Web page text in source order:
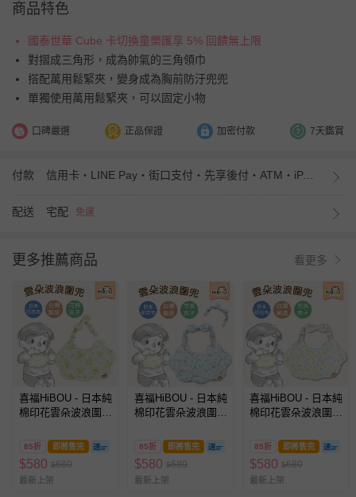
商品特色
國泰世華 Cube 卡切換童樂匯享 5% 回饋無上限
對摺成三角形，成為帥氣的三角領巾
搭配萬用鬆緊夾，變身成為胸前防汙兜兜
單獨使用萬用鬆緊夾，可以固定小物
口碑嚴選 正品保證 加密付款 7天鑑賞
付款 信用卡・LINE Pay・街口支付・先享後付・ATM・iPASS MONEY
配送 宅配 免運
更多推薦商品 看更多
喜福HiBOU - 日本純
棉印花雲朵波浪圍
緊夾)(雙面可戴：印
花/素色)-繽紛多彩
85折 即將售完
$580 $680
最新上架
喜福HiBOU - 日本純
棉印花雲朵波浪圍
緊夾)(雙面可戴：印
花/素色)-海藍藍刺蝟
85折 即將售完
$580 $680
最新上架
喜福HiBOU - 日本純
棉印花雲朵波浪圍
緊夾)(雙面可戴：印
花/素色)-水果泡泡糖
85折 即將售完
$580 $680
最新上架